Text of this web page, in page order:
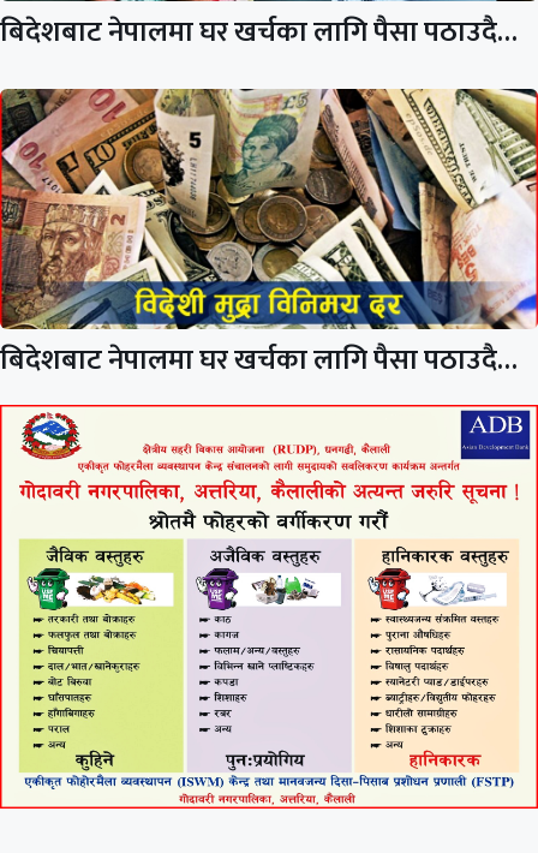
बिदेशबाट नेपालमा घर खर्चका लागि पैसा पठाउदै…
बिदेशबाट नेपालमा घर खर्चका लागि पैसा पठाउदै…